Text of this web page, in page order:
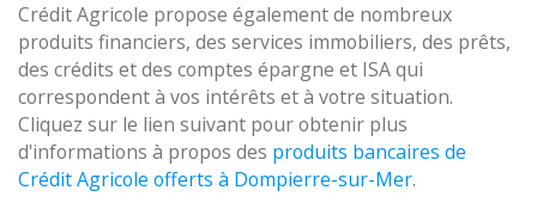
Crédit Agricole propose également de nombreux
produits financiers, des services immobiliers, des prêts,
des crédits et des comptes épargne et ISA qui
correspondent à vos intérêts et à votre situation.
Cliquez sur le lien suivant pour obtenir plus
d'informations à propos des produits bancaires de
Crédit Agricole offerts à Dompierre-sur-Mer.